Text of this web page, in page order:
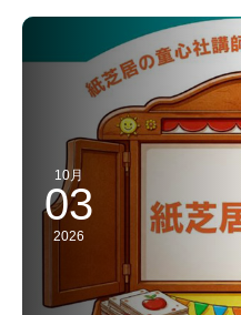
10月
03
2026